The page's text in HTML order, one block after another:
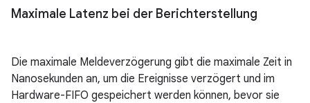
Maximale Latenz bei der Berichterstellung
Die maximale Meldeverzögerung gibt die maximale Zeit in
Nanosekunden an, um die Ereignisse verzögert und im
Hardware-FIFO gespeichert werden können, bevor sie